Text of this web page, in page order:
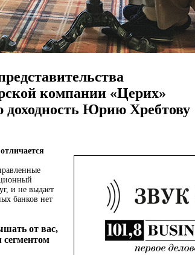
компании «Церих»
Юрию Хребтову
и не выдает
банков нет
от вас,
сегментом